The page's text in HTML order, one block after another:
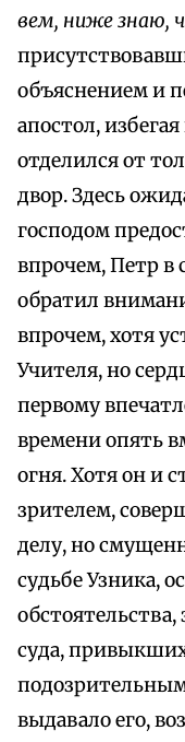
вем, ниже знаю,
объяснением и
апостол,
отделился от
двор. Здесь
господом
впрочем, Петр в
обратил
впрочем, хотя
Учителя, но
первому
времени опять
огня. Хотя он и
зрителем,
делу, но
судьбе Узника,
суда,
выдавало его,